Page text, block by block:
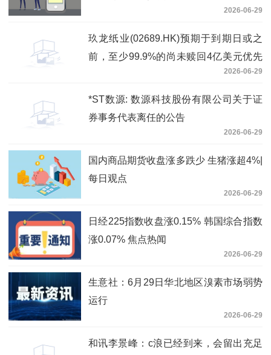
2026-06-29
玖龙纸业(02689.HK)预期于到期日或之
前，至少99.9%的尚未赎回4亿美元优先
永续资本证券总额将获有效交回-资讯
2026-06-29
*ST数源: 数源科技股份有限公司关于证
券事务代表离任的公告
2026-06-29
国内商品期货收盘涨多跌少 生猪涨超4%|
每日观点
2026-06-29
日经225指数收盘涨0.15% 韩国综合指数
涨0.07% 焦点热闻
2026-06-29
生意社：6月29日华北地区溴素市场弱势
运行
2026-06-29
和讯李景峰：c浪已经到来，会留出充足